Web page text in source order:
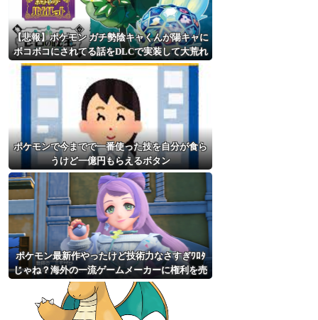
【悲報】ポケモン ガチ勢陰キャくんが陽キャに
ボコボコにされてる話をDLCで実装して大荒れ
ポケモンで今までで一番使った技を自分が食ら
うけど一億円もらえるボタン
ポケモン最新作やったけど技術力なさすぎﾜﾛﾀ
じゃね？海外の一流ゲームメーカーに権利を売
ってしまえばいいのに